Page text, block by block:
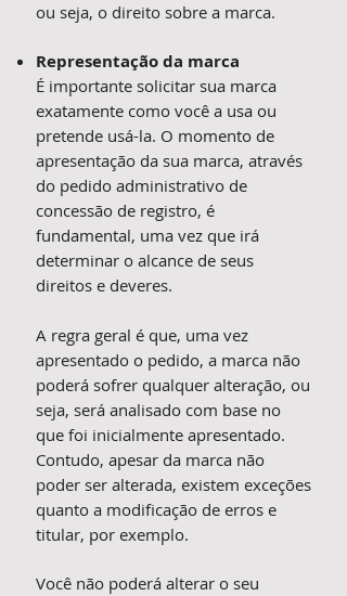
ou seja, o direito sobre a marca.
Representação da marca
É importante solicitar sua marca
exatamente como você a usa ou
pretende usá-la. O momento de
apresentação da sua marca, através
do pedido administrativo de
concessão de registro, é
fundamental, uma vez que irá
determinar o alcance de seus
direitos e deveres.
A regra geral é que, uma vez
apresentado o pedido, a marca não
poderá sofrer qualquer alteração, ou
seja, será analisado com base no
que foi inicialmente apresentado.
Contudo, apesar da marca não
poder ser alterada, existem exceções
quanto a modificação de erros e
titular, por exemplo.
Você não poderá alterar o seu